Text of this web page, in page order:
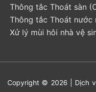
Thông tắc Thoát sàn
Thông tắc Thoát nước
Xử lý mùi hôi nhà vệ
Copyright © 2026 | Dịch